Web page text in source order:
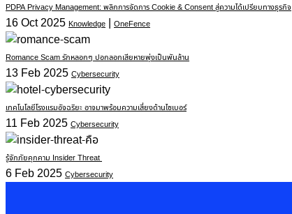
PDPA Privacy Management: พลิกการจัดการ Cookie & Consent สู่ความได้เปรียบทางธุรกิจ
16 Oct 2025 Knowledge | OneFence
Romance Scam รักหลอกๆ ปอกลอกเสียหายพุ่งเป็นพันล้าน
13 Feb 2025 Cybersecurity
เทคโนโลยีโรงแรมอัจฉริยะ อาจมาพร้อมความเสี่ยงด้านไซเบอร์
11 Feb 2025 Cybersecurity
รู้จักภัยคุกคาม Insider Threat
6 Feb 2025 Cybersecurity